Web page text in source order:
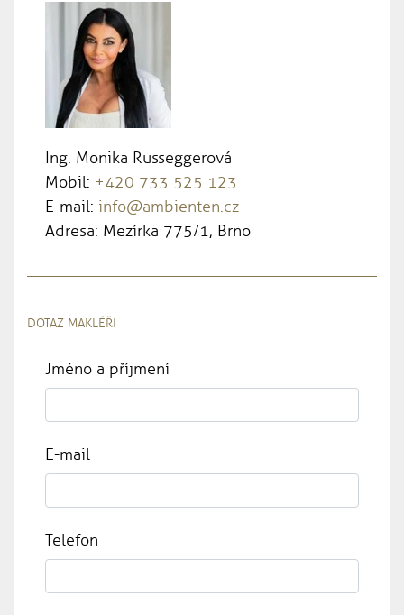
Ing. Monika Russeggerová
Mobil: +420 733 525 123
E-mail: info@ambienten.cz
Adresa: Mezírka 775/1, Brno
DOTAZ MAKLÉŘI
Jméno a příjmení
E-mail
Telefon